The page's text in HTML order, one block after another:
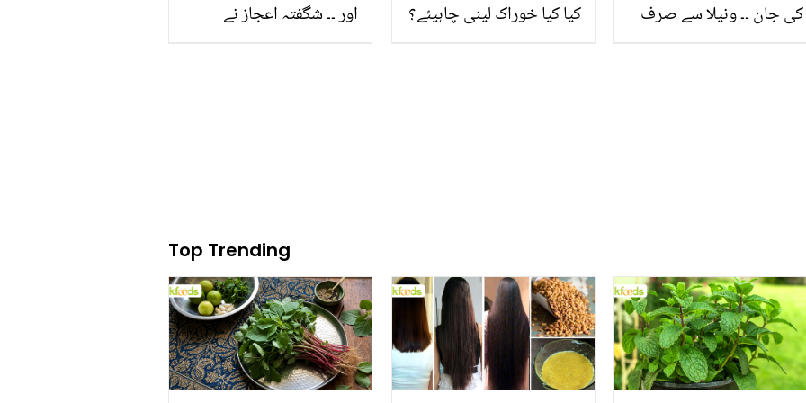
اور ۔۔ شگفتہ اعجاز نے
کیا کیا خوراک لینی چاہیئے؟
کی جان ۔۔ ونیلا سے صرف
Top Trending